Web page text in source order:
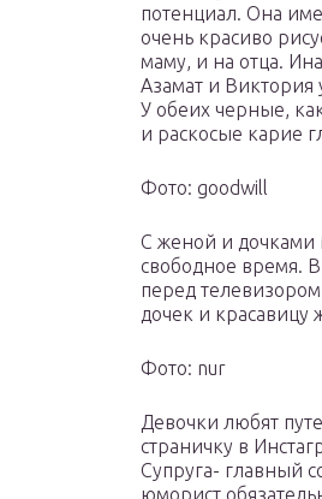
потенциал. Она
очень красиво
маму, и на отца.
Азамат и Виктория
У обеих черные,
и раскосые карие
Фото: goodwill
С женой и дочками
свободное время.
перед
дочек и красавицу
Фото: nur
Девочки любят
страничку в
Супруга- главный
юморист